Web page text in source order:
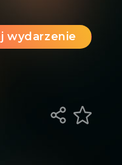
wydarzenie